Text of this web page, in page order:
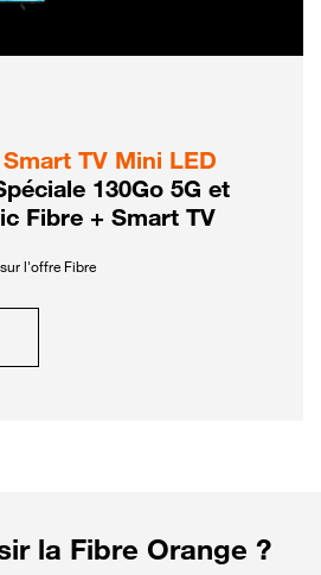
Smart TV Mini LED
130Go 5G et
Fibre + Smart TV
l'offre Fibre
la Fibre Orange ?